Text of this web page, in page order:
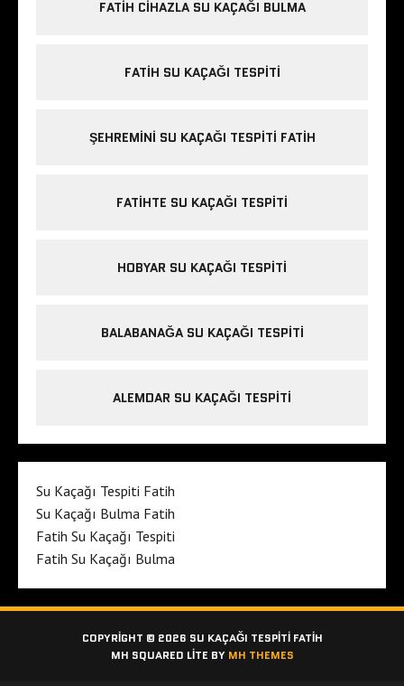
FATIH CIHAZLA SU KAÇAĞI BULMA
FATIH SU KAÇAĞI TESPITI
ŞEHREMINI SU KAÇAĞI TESPITI FATIH
FATIHTE SU KAÇAĞI TESPITI
HOBYAR SU KAÇAĞI TESPITI
BALABANAĞA SU KAÇAĞI TESPITI
ALEMDAR SU KAÇAĞI TESPITI
Su Kaçağı Tespiti Fatih
Su Kaçağı Bulma Fatih
Fatih Su Kaçağı Tespiti
Fatih Su Kaçağı Bulma
COPYRIGHT © 2026 SU KAÇAĞI TESPITI FATIH
MH SQUARED LITE BY MH THEMES